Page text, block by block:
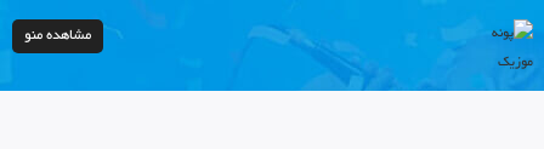
مشاهده منو